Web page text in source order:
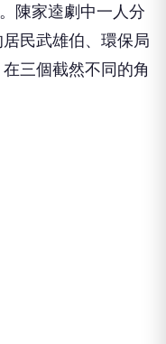
陳家逵劇中一人分
民武雄伯、環保局
三個截然不同的角